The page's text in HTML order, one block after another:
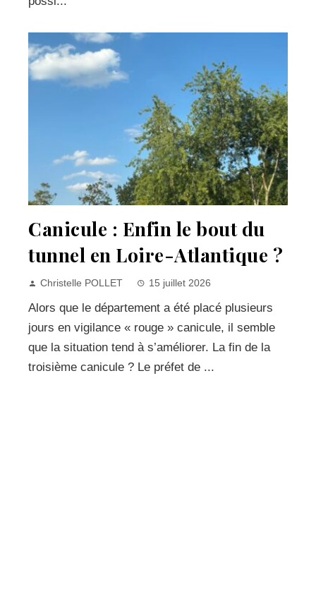
Canicule : Enfin le bout du
tunnel en Loire-Atlantique ?
Christelle POLLET 15 juillet 2026
Alors que le département a été placé plusieurs
jours en vigilance « rouge » canicule, il semble
que la situation tend à s’améliorer. La fin de la
troisième canicule ? Le préfet de ...